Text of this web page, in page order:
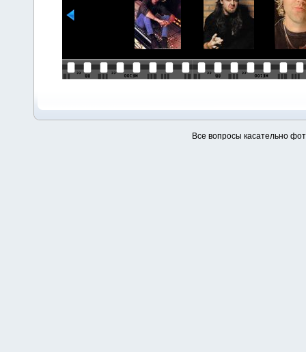
Все вопросы касательно